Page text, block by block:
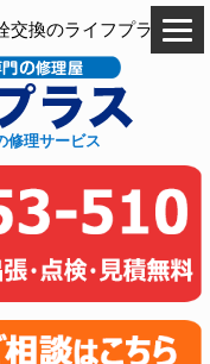
交換のライフプラス
修理サービス